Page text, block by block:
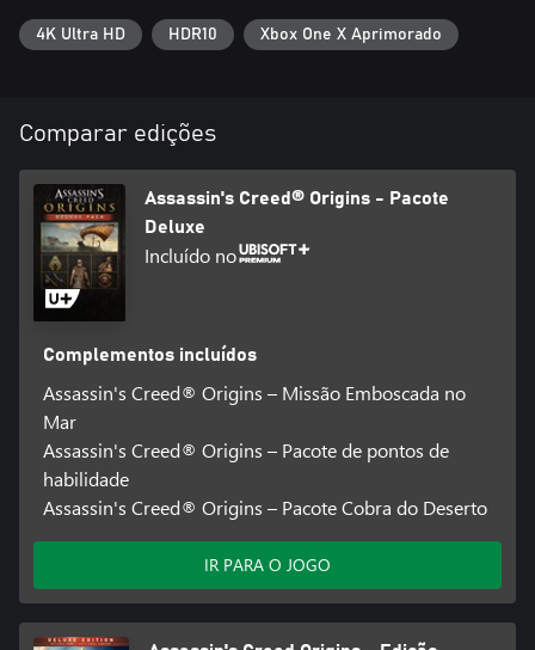
4K Ultra HD HDR10 Xbox One X Aprimorado
Comparar edições
Assassin's Creed® Origins - Pacote
Deluxe
Incluído no
Complementos incluídos
Assassin's Creed® Origins – Missão Emboscada no
Mar
Assassin's Creed® Origins – Pacote de pontos de
habilidade
Assassin's Creed® Origins – Pacote Cobra do Deserto
IR PARA O JOGO